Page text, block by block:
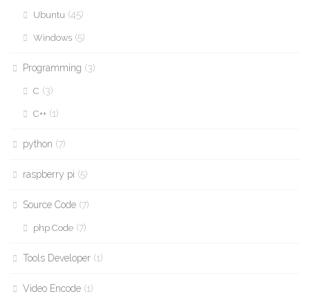
Ubuntu (45)
Windows (5)
Programming (3)
C (3)
C++ (1)
python (7)
raspberry pi (5)
Source Code (7)
php Code (7)
Tools Developer (1)
Video Encode (1)